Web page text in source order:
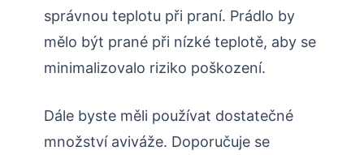
správnou teplotu při praní. Prádlo by
mělo být prané při nízké teplotě, aby se
minimalizovalo riziko poškození.
Dále byste měli používat dostatečné
množství aviváže. Doporučuje se